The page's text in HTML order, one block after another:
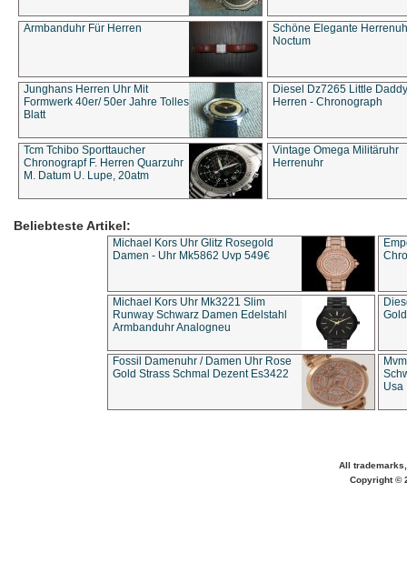
Armbanduhr Für Herren
Schöne Elegante
Noctum
Junghans Herren Uhr Mit
Formwerk 40er/ 50er Jahre Tolles
Blatt
Diesel Dz7265 Little Daddy
Herren - Chronograph
Tcm Tchibo Sporttaucher
Chronograpf F. Herren Quarzuhr
M. Datum U. Lupe, 20atm
Vintage Omega Militäruhr
Herrenuhr
Beliebteste Artikel:
Michael Kors Uhr Glitz Rosegold
Damen - Uhr Mk5862 Uvp 549€
Michael Kors Uhr Mk3221 Slim
Runway Schwarz Damen Edelstahl
Armbanduhr Analogneu
Fossil Damenuhr / Damen Uhr Rose
Gold Strass Schmal Dezent Es3422
Usa
All
Copyright ©